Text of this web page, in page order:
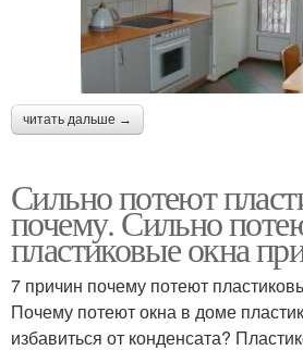
читать дальше →
Сильно потеют
почему. Сильно
пластиковые окна
7 причин почему потеют
Почему потеют окна в доме
избавиться от конденсата?